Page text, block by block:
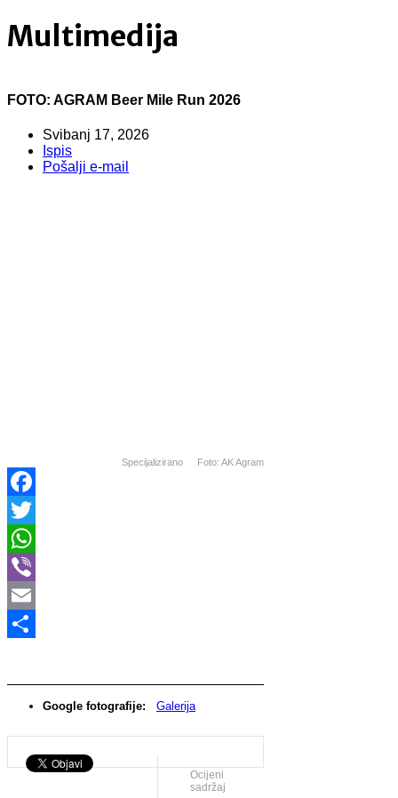
Multimedija
FOTO: AGRAM Beer Mile Run 2026
Svibanj 17, 2026
Ispis
Pošalji e-mail
Foto: AK Agram
Specijalizirano
Facebook
Twitter
WhatsApp
Viber
Email
Google fotografije: Galerija
Ocijeni
sadržaj